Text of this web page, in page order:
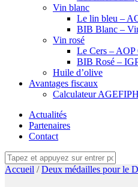
Vin blanc
Le lin bleu –
BIB Blanc –
Vin rosé
Le Cers – AOP
BIB Rosé –
Huile d’olive
Avantages fiscaux
Calculateur AGEFIPH
Actualités
Partenaires
Contact
Accueil /Deux médailles pour le